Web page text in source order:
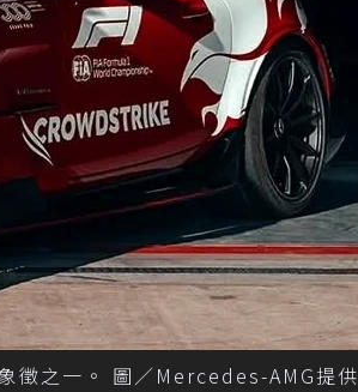
徵之一。 圖／Mercedes-AMG提供